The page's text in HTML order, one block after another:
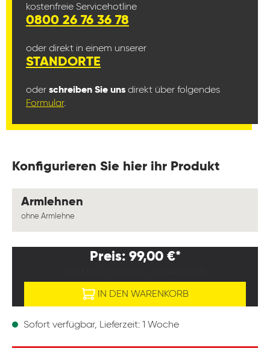
kostenfreie Servicehotline
0800 26 76 36 78
oder direkt in einem unserer
STANDORTE
oder schreiben Sie uns direkt über folgendes
Formular.
Konfigurieren Sie hier ihr Produkt
Armlehnen
ohne Armlehne
Preis: 99,00 €*
IN DEN WARENKORB
Sofort verfügbar, Lieferzeit: 1 Woche